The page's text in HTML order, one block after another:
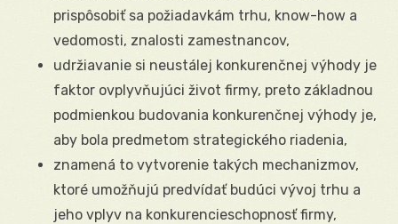
prispôsobiť sa požiadavkám trhu, know-how a
vedomosti, znalosti zamestnancov,
udržiavanie si neustálej konkurenčnej výhody je
faktor ovplyvňujúci život firmy, preto základnou
podmienkou budovania konkurenčnej výhody je,
aby bola predmetom strategického riadenia,
znamená to vytvorenie takých mechanizmov,
ktoré umožňujú predvídať budúci vývoj trhu a
jeho vplyv na konkurencieschopnosť firmy,